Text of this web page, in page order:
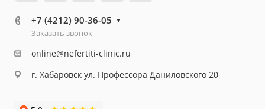
+7 (4212) 90-36-05
Заказать звонок
online@nefertiti-clinic.ru
г. Хабаровск ул. Профессора Даниловского 20